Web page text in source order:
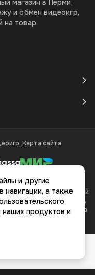
магазин в Перми,
и обмен видеоигр,
на товар
Карта сайта
касающаяся
носит информационный
публичной офертой,
Гражданского кодекса
и другие
навигации, а также
наших продуктов и